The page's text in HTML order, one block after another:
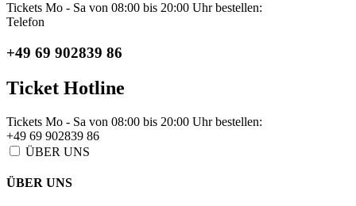
Tickets Mo - Sa von 08:00 bis 20:00 Uhr bestellen:
Telefon
+49 69 902839 86
Ticket Hotline
Tickets Mo - Sa von 08:00 bis 20:00 Uhr bestellen:
+49 69 902839 86
ÜBER UNS
ÜBER UNS